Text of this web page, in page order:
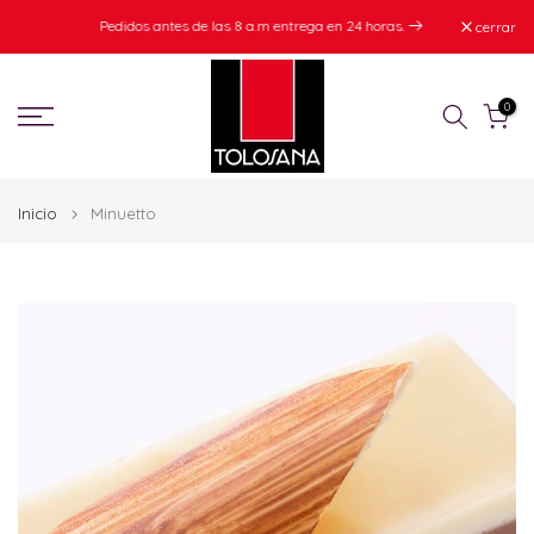
al
Pedidos antes de las 8 a.m entrega en 24 horas. cerrar
0
Inicio Minuetto